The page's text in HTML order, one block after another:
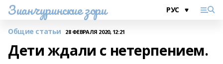
Зианчуринские зори
Общие статьи 28 ФЕВРАЛЯ 2020, 12:21
Дети ждали с нетерпением.